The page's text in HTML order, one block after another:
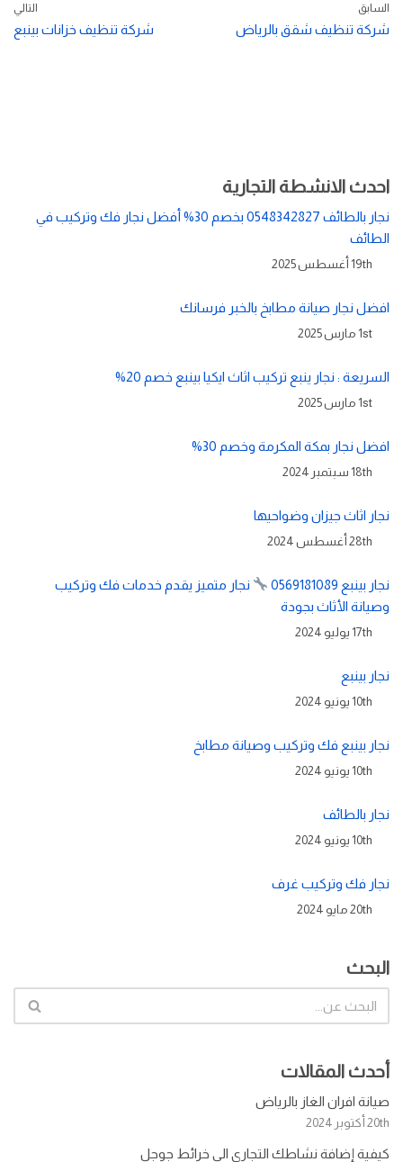
السابق
شركة تنظيف شقق بالرياض
التالي
شركة تنظيف خزانات بينبع
احدث الانشطة التجارية
نجار بالطائف 0548342827 بخصم 30% أفضل نجار فك وتركيب في
الطائف
19th أغسطس 2025
افضل نجار صيانة مطابخ بالخبر فرسانك
1st مارس 2025
السريعة : نجار ينبع تركيب اثاث ايكيا بينبع خصم 20%
1st مارس 2025
افضل نجار بمكة المكرمة وخصم 30%
18th سبتمبر 2024
نجار اثاث جيزان وضواحيها
28th أغسطس 2024
نجار بينبع 0569181089
نجار متميز يقدم خدمات فك وتركيب
وصيانة الأثاث بجودة
17th يوليو 2024
نجار بينبع
10th يونيو 2024
نجار بينبع فك وتركيب وصيانة مطابخ
10th يونيو 2024
نجار بالطائف
10th يونيو 2024
نجار فك وتركيب غرف
20th مايو 2024
البحث
أحدث المقالات
صيانة افران الغاز بالرياض
20th أكتوبر 2024
كيفية إضافة نشاطك التجاري الى خرائط جوجل